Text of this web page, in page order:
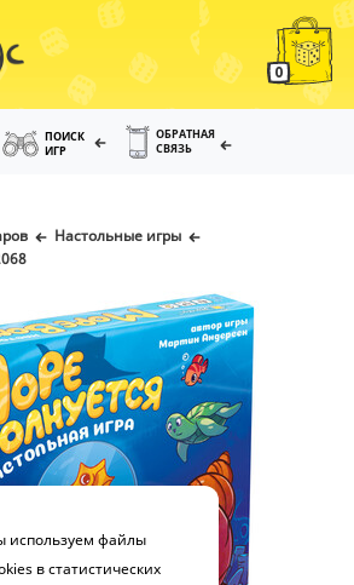
0
ПОИСК
ИГР
ОБРАТНАЯ
СВЯЗЬ
Настольные игры
используем файлы
в статистических